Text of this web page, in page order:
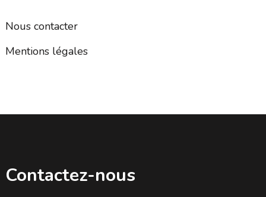
Nous contacter
Mentions légales
Contactez-nous